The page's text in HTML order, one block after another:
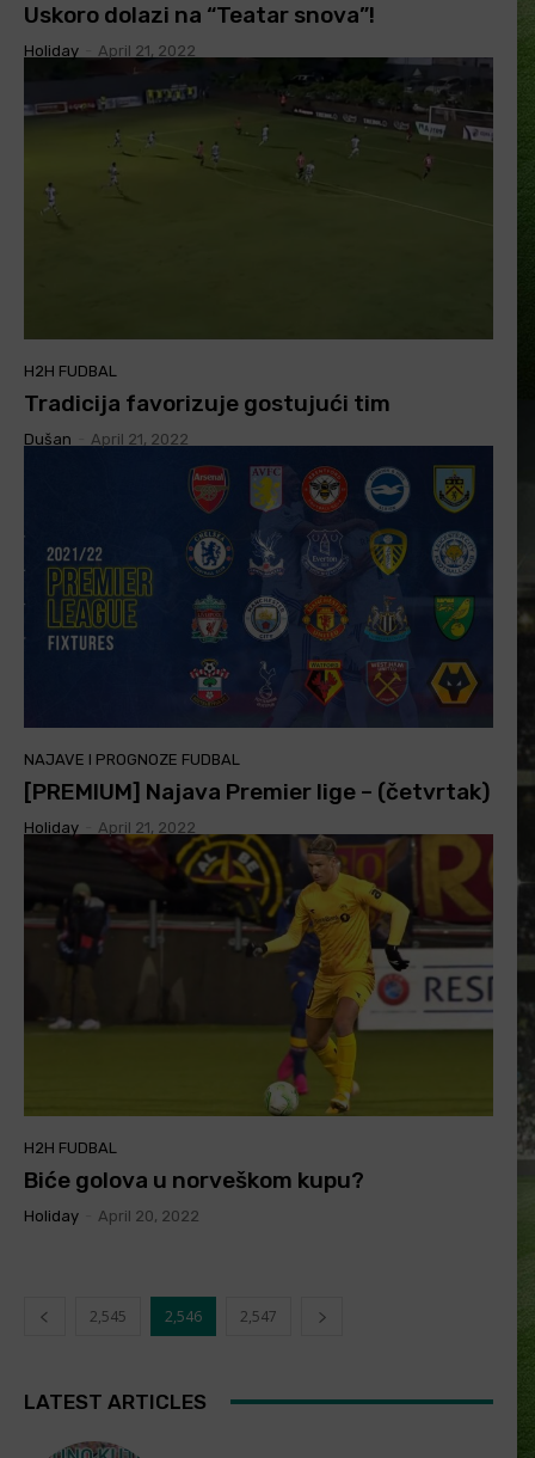
Uskoro dolazi na “Teatar snova”!
Holiday April 21, 2022
H2H FUDBAL
Tradicija favorizuje gostujući tim
Dušan April 21, 2022
NAJAVE I PROGNOZE FUDBAL
[PREMIUM] Najava Premier lige – (četvrtak)
Holiday April 21, 2022
H2H FUDBAL
Biće golova u norveškom kupu?
Holiday April 20, 2022
2,545 2,546 2,547
LATEST ARTICLES